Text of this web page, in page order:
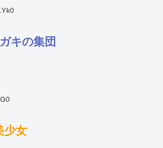
キの集団
少女